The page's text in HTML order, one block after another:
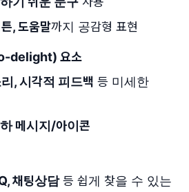
, 도움말까지 공감형 표현
delight) 요소
, 시각적 피드백 등 미세한
메시지/아이콘
채팅상담등 쉽게 찾을 수 있는